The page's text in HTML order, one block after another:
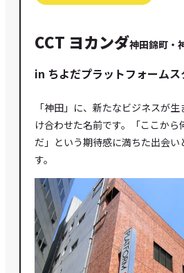
CCT ヨカンダ神田錦町・
in ちよだプラットフォーム
「神田」に、新たなビジネスが
け合わせた名前です。「ここから
だ」という期待感に満ちた出会い
す。